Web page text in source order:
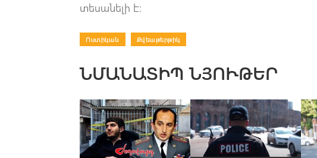
տեսանելի է։
Ոստիկան Քվեաթերթիկ
ՆՄԱՆԱՏԻՊ ՆՅՈՒԹԵՐ